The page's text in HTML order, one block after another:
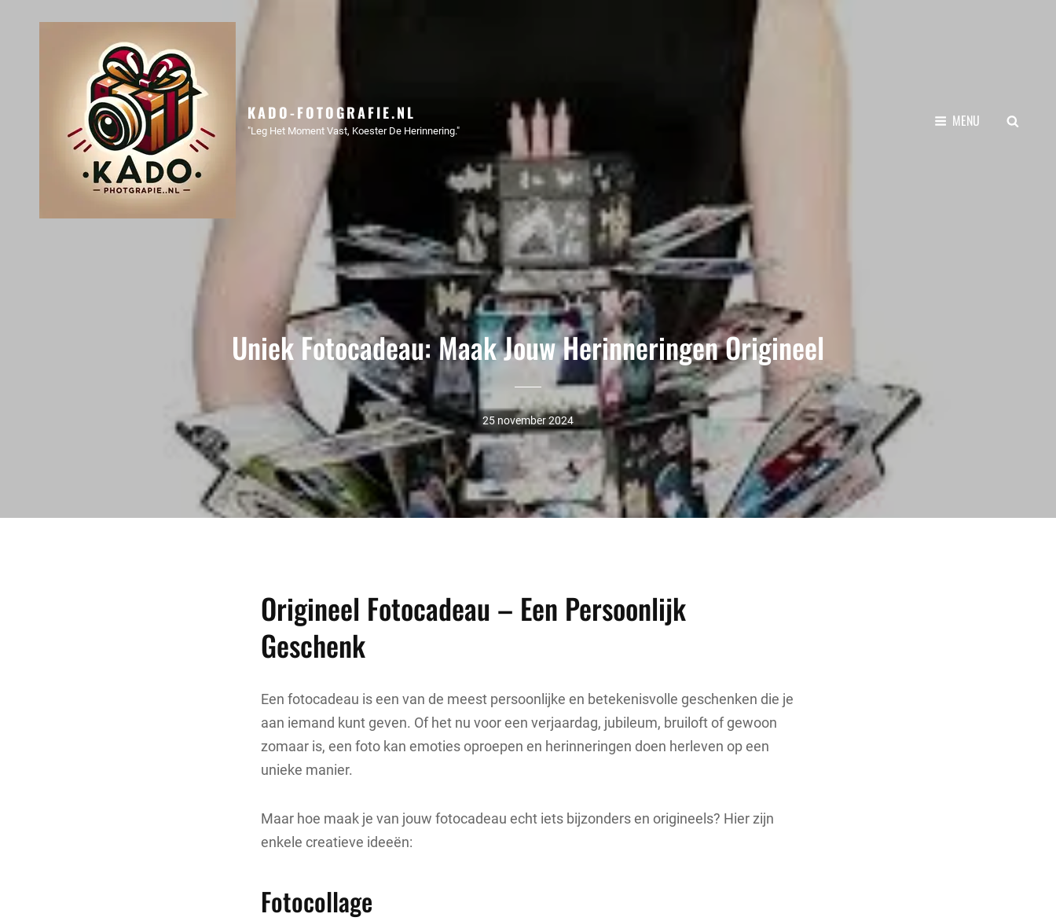
KADO-FOTOGRAFIE.NL
"Leg Het Moment Vast, Koester De Herinnering."
MENU
Uniek Fotocadeau: Maak Jouw Herinneringen Origineel
25 november 2024
Origineel Fotocadeau – Een Persoonlijk
Geschenk
Een fotocadeau is een van de meest persoonlijke en betekenisvolle geschenken die je
aan iemand kunt geven. Of het nu voor een verjaardag, jubileum, bruiloft of gewoon
zomaar is, een foto kan emoties oproepen en herinneringen doen herleven op een
unieke manier.
Maar hoe maak je van jouw fotocadeau echt iets bijzonders en origineels? Hier zijn
enkele creatieve ideeën:
Fotocollage